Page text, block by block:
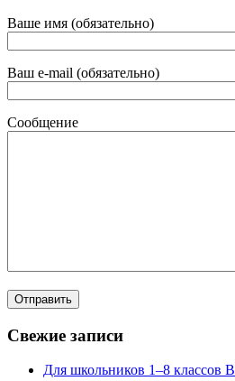
Ваше имя (обязательно)
Ваш e-mail (обязательно)
Сообщение
Свежие записи
Для школьников 1–8 классов